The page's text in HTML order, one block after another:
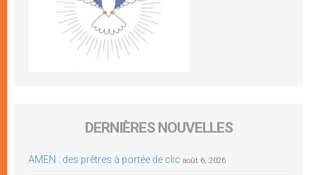
DERNIÈRES NOUVELLES
AMEN : des prêtres à portée de clic août 6, 2026